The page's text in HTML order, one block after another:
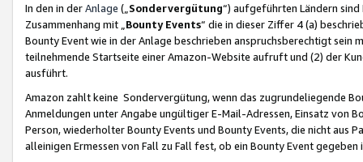
In den in derAnlage („ Sondervergütung“) aufgeführten Ländern
Zusammenhang mit „ Bounty Events“ die in dieser Ziffer 4 (a)
Bounty Event wie in der Anlage beschrieben anspruchsberechtigt sein
teilnehmende Startseite einer Amazon-Website aufruft und (2) der
ausführt.
Amazon zahlt keine Sondervergütung, wenn das zugrundeliegende
Anmeldungen unter Angabe ungültiger E-Mail-Adressen, Einsatz von
Person, wiederholter Bounty Events und Bounty Events, die nicht
alleinigen Ermessen von Fall zu Fall fest, ob ein Bounty Event